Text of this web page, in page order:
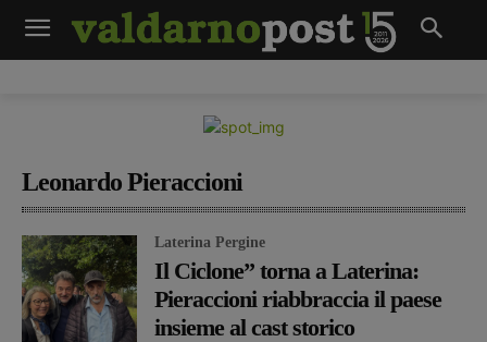
Leonardo Pieraccioni
Laterina Pergine
Il Ciclone” torna a Laterina:
Pieraccioni riabbraccia il paese
insieme al cast storico